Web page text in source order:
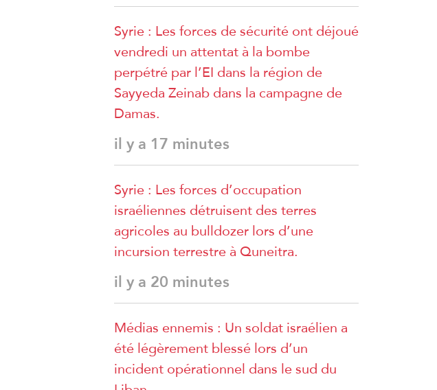
Syrie : Les forces de sécurité ont déjoué
vendredi un attentat à la bombe
perpétré par l’EI dans la région de
Sayyeda Zeinab dans la campagne de
Damas.
il y a 17 minutes
Syrie : Les forces d’occupation
israéliennes détruisent des terres
agricoles au bulldozer lors d’une
incursion terrestre à Quneitra.
il y a 20 minutes
Médias ennemis : Un soldat israélien a
été légèrement blessé lors d’un
incident opérationnel dans le sud du